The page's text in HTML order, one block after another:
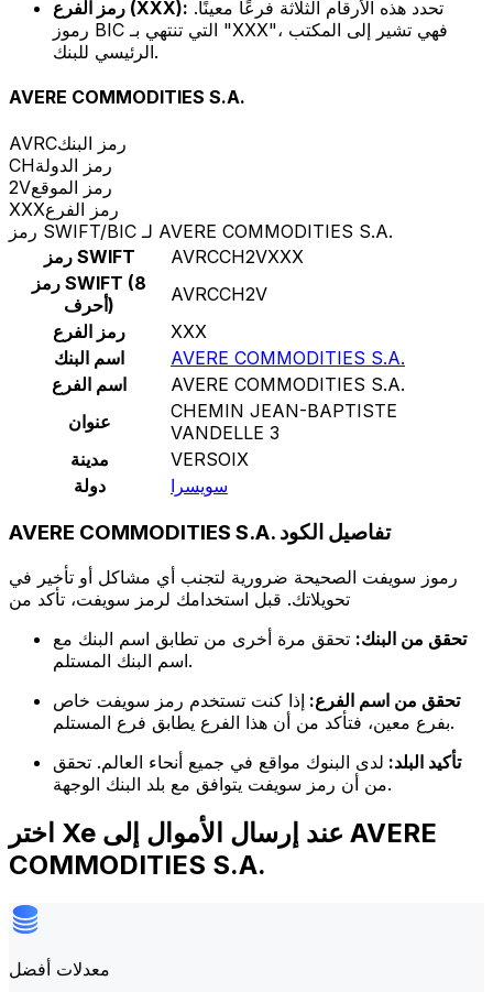
رمز الفرع (XXX):
رموز BIC التي تنتهي بـ "XXX"، فهي تشير إلى المكتب
الرئيسي للبنك.
AVERE COMMODITIES S.A.
AVRCرمز البنك
CHرمز الدولة
2Vرمز الموقع
XXXرمز الفرع
رمز SWIFT/BIC لـ AVERE COMMODITIES S.A.
رمز SWIFT
AVRCCH2VXXX
رمز SWIFT (8
أحرف)
AVRCCH2V
رمز الفرع
XXX
اسم البنك
AVERE COMMODITIES S.A.
اسم الفرع
AVERE COMMODITIES S.A.
عنوان
CHEMIN JEAN-BAPTISTE
VANDELLE 3
مدينة
VERSOIX
دولة
سويسرا
AVERE COMMODITIES S.A. تفاصيل الكود
رموز سويفت الصحيحة ضرورية لتجنب أي مشاكل أو تأخير في
تحويلاتك. قبل استخدامك لرمز سويفت، تأكد من
تحقق من البنك: تحقق مرة أخرى من تطابق اسم البنك مع
اسم البنك المستلم.
تحقق من اسم الفرع: إذا كنت تستخدم رمز سويفت خاص
بفرع معين، فتأكد من أن هذا الفرع يطابق فرع المستلم.
تأكيد البلد: لدى البنوك مواقع في جميع أنحاء العالم. تحقق
من أن رمز سويفت يتوافق مع بلد البنك الوجهة.
اختر Xe عند إرسال الأموال إلى AVERE
COMMODITIES S.A.
معدلات أفضل